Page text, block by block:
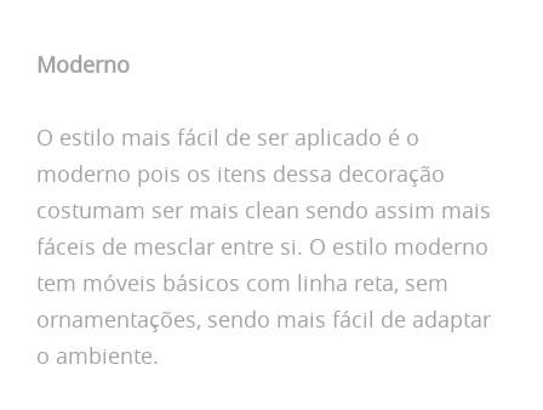
Moderno
O estilo mais fácil de ser aplicado é o
moderno pois os itens dessa decoração
costumam ser mais clean sendo assim mais
fáceis de mesclar entre si. O estilo moderno
tem móveis básicos com linha reta, sem
ornamentações, sendo mais fácil de adaptar
o ambiente.